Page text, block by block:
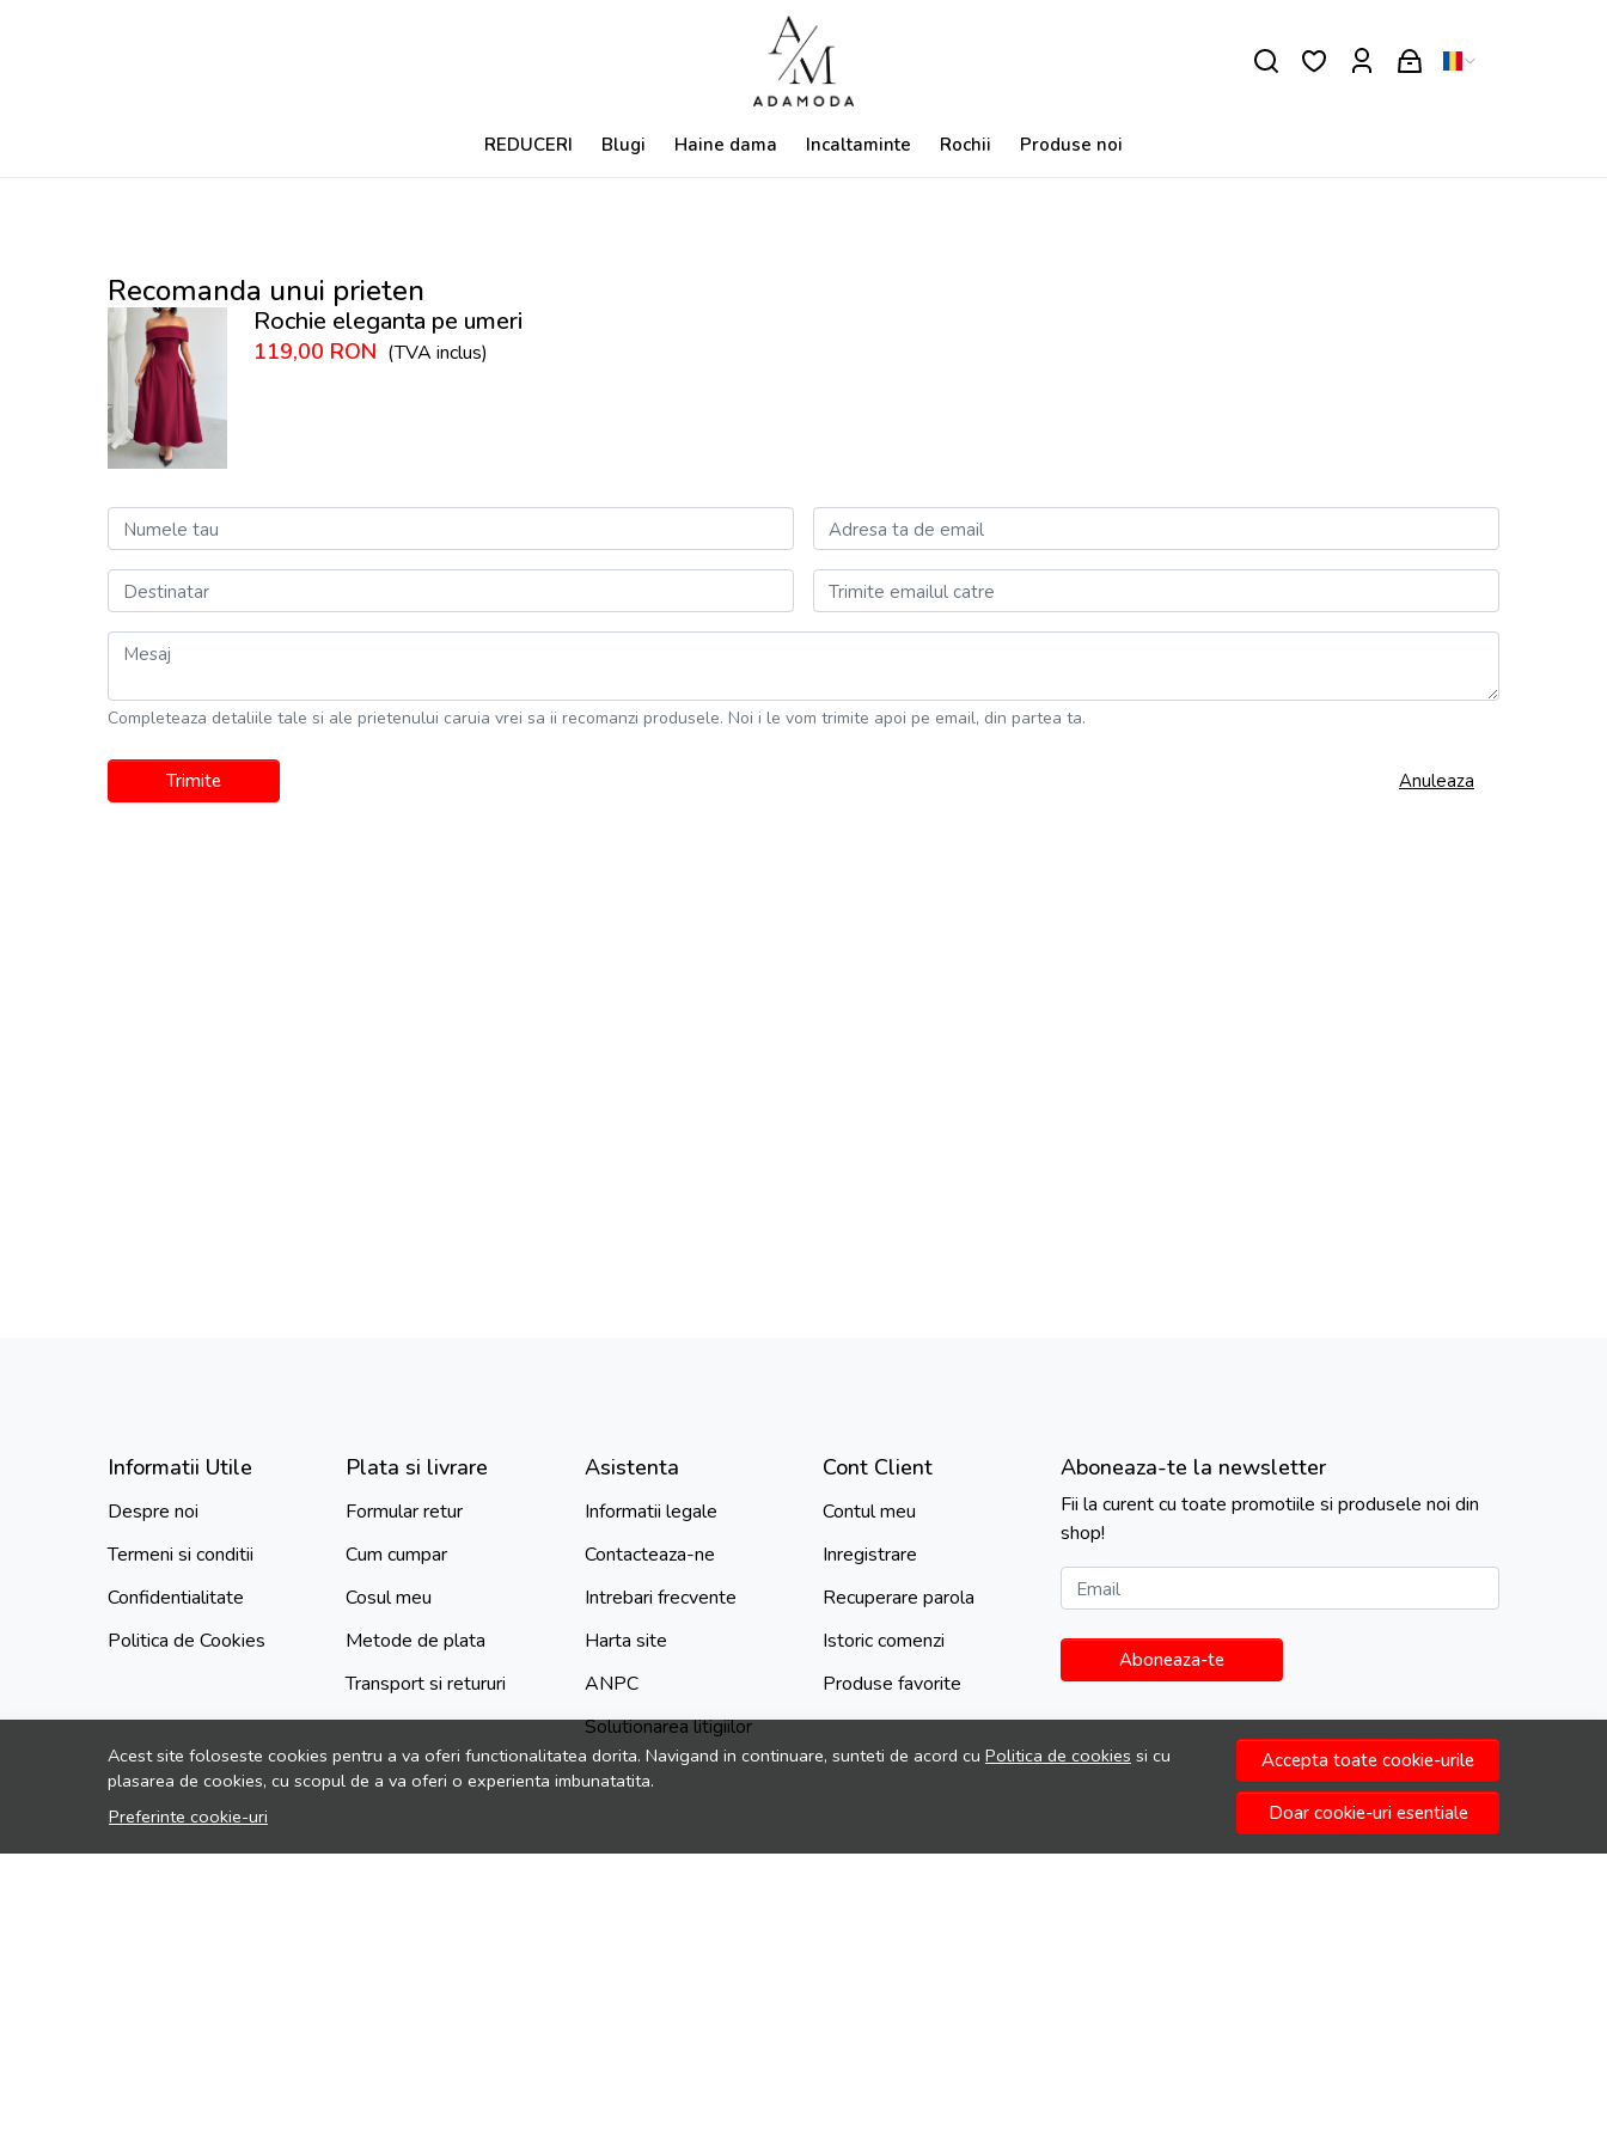
REDUCERI Blugi Haine dama Incaltaminte Rochii Produse noi
Recomanda unui prieten
Rochie eleganta pe umeri
119,00 RON (TVA inclus)
Numele tau Adresa ta de email
Destinatar Trimite emailul catre
Mesaj
Completeaza detaliile tale si ale prietenului caruia vrei sa ii recomanzi produsele. Noi i le vom trimite apoi pe email, din partea ta.
Trimite Anuleaza
Acest site foloseste cookies pentru a va oferi functionalitatea dorita. Navigand in continuare, sunteti de acord cu Politica de cookies si cu
plasarea de cookies, cu scopul de a va oferi o experienta imbunatatita.
Preferinte cookie-uri
Accepta toate cookie-urile
Doar cookie-uri esentiale
Informatii Utile
Despre noi
Termeni si conditii
Confidentialitate
Politica de Cookies
Plata si livrare
Formular retur
Cum cumpar
Cosul meu
Metode de plata
Transport si retururi
Asistenta
Informatii legale
Contacteaza-ne
Intrebari frecvente
Harta site
ANPC
Solutionarea litigiilor
Cont Client
Contul meu
Inregistrare
Recuperare parola
Istoric comenzi
Produse favorite
Aboneaza-te la newsletter
Fii la curent cu toate promotiile si produsele noi din
shop!
Email
Aboneaza-te